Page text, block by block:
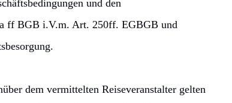
und den
ff BGB i.V.m. Art. 250ff. EGBGB und
dem vermittelten Reiseveranstalter gelten